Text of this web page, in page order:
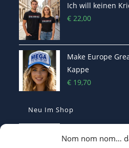
Nom nom nom…
Ich will keinen
€ 22,00
Make Europe
Kappe
€ 19,70
Neu Im Shop
Bestickte